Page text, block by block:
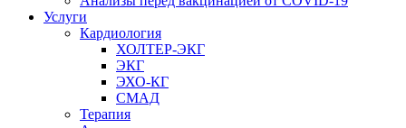
Услуги
Кардиология
ХОЛТЕР-ЭКГ
ЭКГ
ЭХО-КГ
СМАД
Терапия